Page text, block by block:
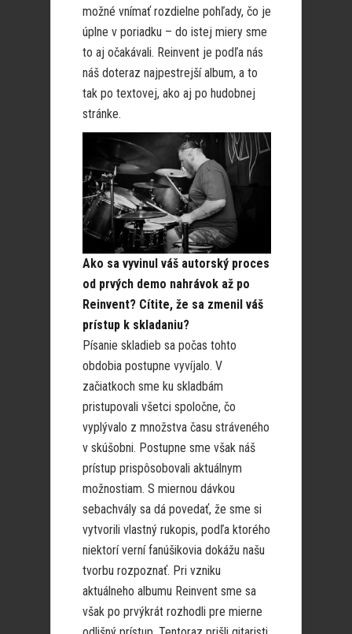
možné vnímať rozdielne pohľady, čo je
úplne v poriadku – do istej miery sme
to aj očakávali. Reinvent je podľa nás
náš doteraz najpestrejší album, a to
tak po textovej, ako aj po hudobnej
stránke.
Ako sa vyvinul váš autorský proces
od prvých demo nahrávok až po
Reinvent? Cítite, že sa zmenil váš
prístup k skladaniu?
Písanie skladieb sa počas tohto
obdobia postupne vyvíjalo. V
začiatkoch sme ku skladbám
pristupovali všetci spoločne, čo
vyplývalo z množstva času stráveného
v skúšobni. Postupne sme však náš
prístup prispôsobovali aktuálnym
možnostiam. S miernou dávkou
sebachvály sa dá povedať, že sme si
vytvorili vlastný rukopis, podľa ktorého
niektorí verní fanúšikovia dokážu našu
tvorbu rozpoznať. Pri vzniku
aktuálneho albumu Reinvent sme sa
však po prvýkrát rozhodli pre mierne